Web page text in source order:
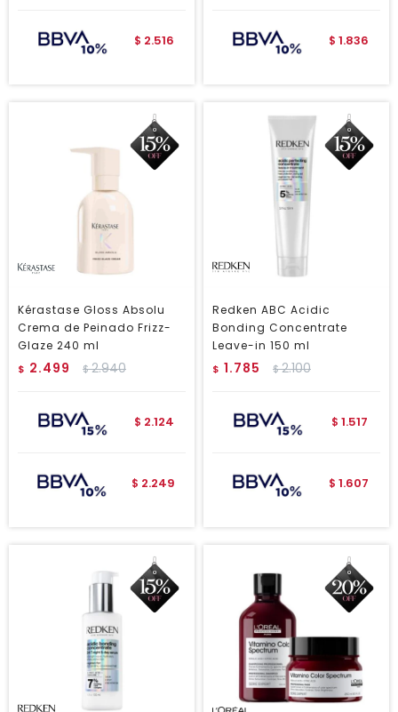
$ 2.516 $ 1.836
Kérastase Gloss Absolu
Crema de Peinado Frizz-
Glaze 240 ml
$ 2.499 $2.940
$ 2.124
$ 2.249
Redken ABC Acidic
Bonding Concentrate
Leave-in 150 ml
$ 1.785 $2.100
$ 1.517
$ 1.607